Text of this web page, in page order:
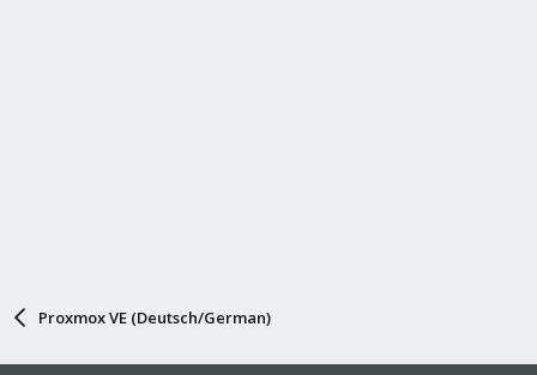
Proxmox VE (Deutsch/German)